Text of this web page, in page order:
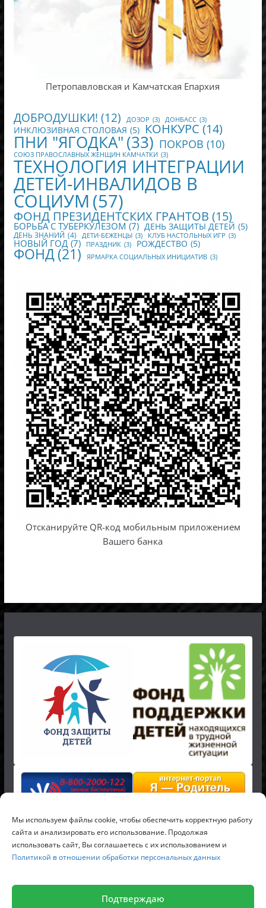
Мы используем файлы cookie, чтобы обеспечить корректную работу
сайта и анализировать его использование. Продолжая
использовать сайт, Вы соглашаетесь с их использованием и
Политикой в отношении обработки персональных данных
Подтверждаю
Петропавловская и Камчатская Епархия
ДОБРОДУШКИ! (12) ДОЗОР (3) ДОНБАСС (3)
ИНКЛЮЗИВНАЯ СТОЛОВАЯ (5) КОНКУРС (14)
ПНИ "ЯГОДКА" (33) ПОКРОВ (10)
СОЮЗ ПРАВОСЛАВНЫХ ЖЕНЩИН КАМЧАТКИ (3)
ТЕХНОЛОГИЯ ИНТЕГРАЦИИ
ДЕТЕЙ-ИНВАЛИДОВ В
СОЦИУМ (57)
ФОНД ПРЕЗИДЕНТСКИХ ГРАНТОВ (15)
БОРЬБА С ТУБЕРКУЛЕЗОМ (7) ДЕНЬ ЗАЩИТЫ ДЕТЕЙ (5)
ДЕНЬ ЗНАНИЙ (4) ДЕТИ-БЕЖЕНЦЫ (3) КЛУБ НАСТОЛЬНЫХ ИГР (3)
НОВЫЙ ГОД (7) ПРАЗДНИК (3) РОЖДЕСТВО (5)
ФОНД (21) ЯРМАРКА СОЦИАЛЬНЫХ ИНИЦИАТИВ (3)
Отсканируйте QR-код мобильным приложением
Вашего банка
защищены.
от ThemeGrill. Создано на